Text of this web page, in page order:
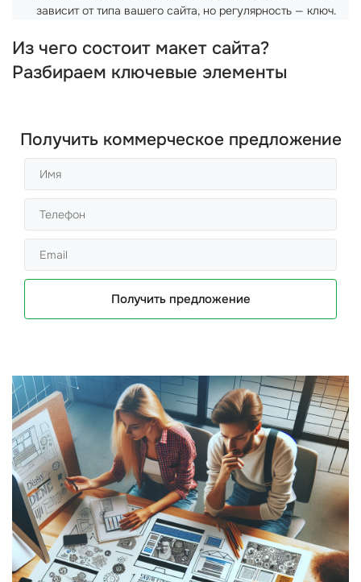
зависит от типа вашего сайта, но регулярность — ключ.
Из чего состоит макет сайта?
Разбираем ключевые элементы
Получить коммерческое предложение
Получить предложение